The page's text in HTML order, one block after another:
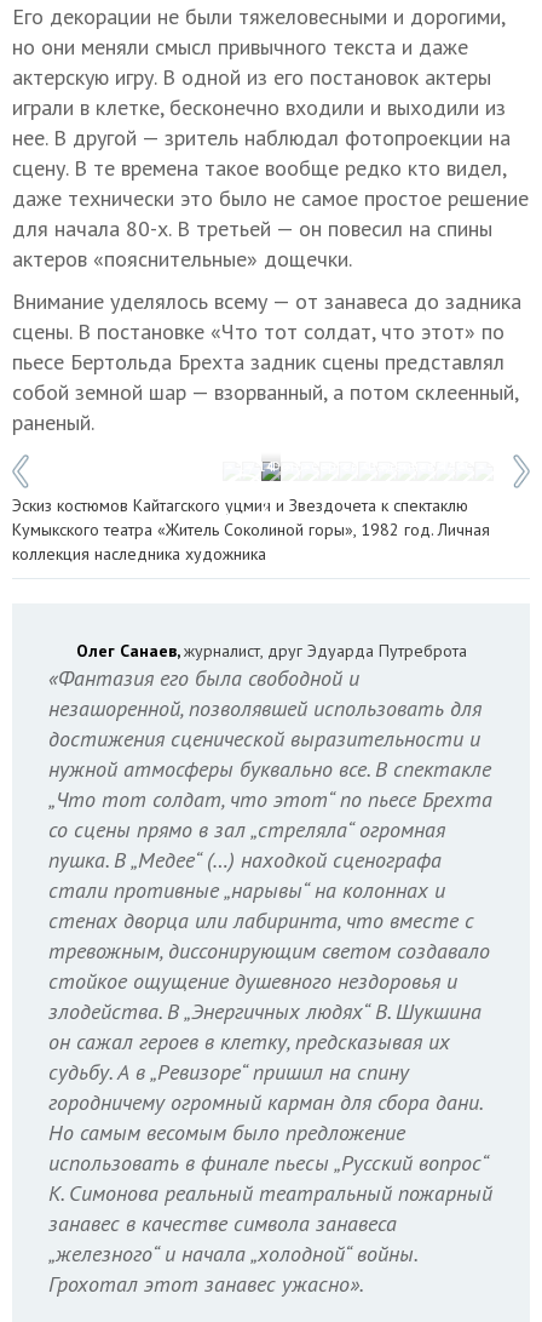
Его декорации не были тяжеловесными и дорогими,
но они меняли смысл привычного текста и даже
актерскую игру. В одной из его постановок актеры
играли в клетке, бесконечно входили и выходили из
нее. В другой — зритель наблюдал фотопроекции на
сцену. В те времена такое вообще редко кто видел,
даже технически это было не самое простое решение
для начала 80-х. В третьей — он повесил на спины
актеров «пояснительные» дощечки.
Внимание уделялось всему — от занавеса до задника
сцены. В постановке «Что тот солдат, что этот» по
пьесе Бертольда Брехта задник сцены представлял
собой земной шар — взорванный, а потом склеенный,
раненый.
Фото: Сергей Фадеичев/ТАСС
1 / 14
Эскиз костюмов Кайтагского уцмия и Звездочета к спектаклю
Кумыкского театра «Житель Соколиной горы», 1982 год. Личная
коллекция наследника художника
Олег Санаев,журналист, друг Эдуарда Путреброта
«Фантазия его была свободной и
незашоренной, позволявшей использовать для
достижения сценической выразительности и
нужной атмосферы буквально все. В спектакле
„Что тот солдат, что этот“ по пьесе Брехта
со сцены прямо в зал „стреляла“ огромная
пушка. В „Медее“ (…) находкой сценографа
стали противные „нарывы“ на колоннах и
стенах дворца или лабиринта, что вместе с
тревожным, диссонирующим светом создавало
стойкое ощущение душевного нездоровья и
злодейства. В „Энергичных людях“ В. Шукшина
он сажал героев в клетку, предсказывая их
судьбу. А в „Ревизоре“ пришил на спину
городничему огромный карман для сбора дани.
Но самым весомым было предложение
использовать в финале пьесы „Русский вопрос“
К. Симонова реальный театральный пожарный
занавес в качестве символа занавеса
„железного“ и начала „холодной“ войны.
Грохотал этот занавес ужасно».